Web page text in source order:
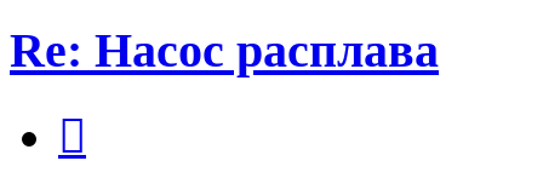
Re: Насос расплава